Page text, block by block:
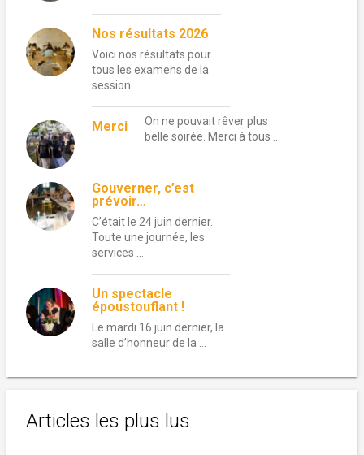
Nos résultats 2026
Voici nos résultats pour
tous les examens de la
session …
Merci
On ne pouvait rêver plus
belle soirée. Merci à tous …
Gouverner, c’est
prévoir…
C’était le 24 juin dernier.
Toute une journée, les
services …
Un spectacle
époustouflant !
Le mardi 16 juin dernier, la
salle d’honneur de la …
Articles les plus lus